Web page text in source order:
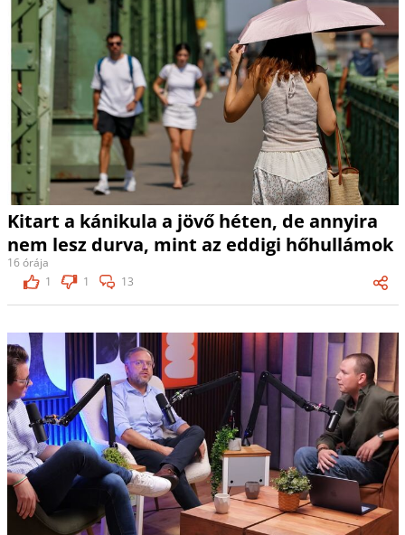
Kitart a kánikula a jövő héten, de annyira
nem lesz durva, mint az eddigi hőhullámok
16 órája
1
1 13